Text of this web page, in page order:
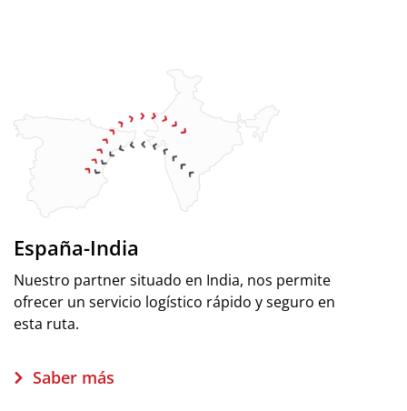
España-India
Nuestro partner situado en India, nos permite
ofrecer un servicio logístico rápido y seguro en
esta ruta.
Saber más